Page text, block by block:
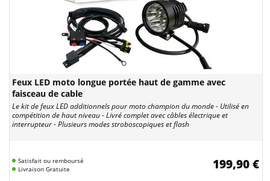
Feux LED moto longue portée haut de gamme avec
faisceau de cable
Le kit de feux LED additionnels pour moto champion du monde - Utilisé en
compétition de haut niveau - Livré complet avec câbles électrique et
interrupteur - Plusieurs modes stroboscopiques et flash
Satisfait ou remboursé
Livraison Gratuite
199,90 €